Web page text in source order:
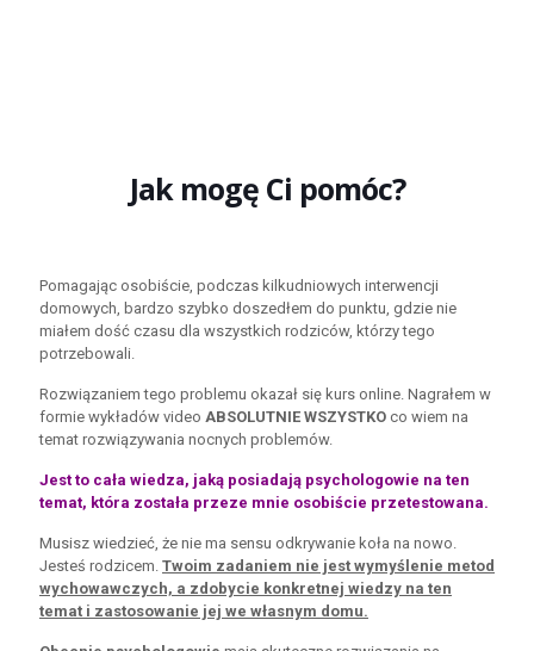
Jak mogę Ci pomóc?
Pomagając osobiście, podczas kilkudniowych interwencji
domowych, bardzo szybko doszedłem do punktu, gdzie nie
miałem dość czasu dla wszystkich rodziców, którzy tego
potrzebowali.
Rozwiązaniem tego problemu okazał się kurs online. Nagrałem w
formie wykładów video ABSOLUTNIE WSZYSTKO co wiem na
temat rozwiązywania nocnych problemów.
Jest to cała wiedza, jaką posiadają psychologowie na ten
temat, która została przeze mnie osobiście przetestowana.
Musisz wiedzieć, że nie ma sensu odkrywanie koła na nowo.
Jesteś rodzicem. Twoim zadaniem nie jest wymyślenie metod
wychowawczych, a zdobycie konkretnej wiedzy na ten
temat i zastosowanie jej we własnym domu.